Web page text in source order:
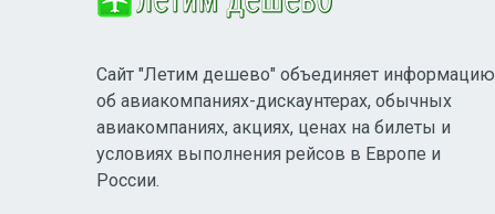
Сайт "Летим дешево" объединяет информацию
об авиакомпаниях-дискаунтерах, обычных
авиакомпаниях, акциях, ценах на билеты и
условиях выполнения рейсов в Европе и
России.